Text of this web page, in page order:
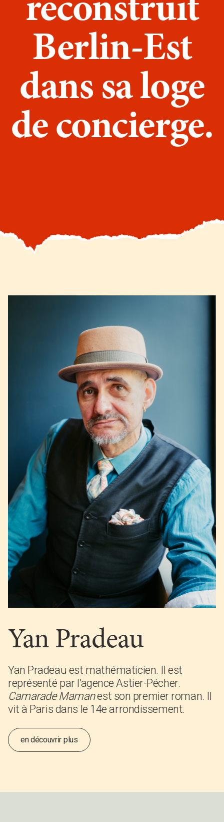
Berlin-Est
dans sa loge
de concierge.
Yan Pradeau
Yan Pradeau est mathématicien. Il est
représenté par l'agence Astier-Pécher.
Camarade Mamanest son premier roman. Il
vit à Paris dans le 14e arrondissement.
en découvrir plus